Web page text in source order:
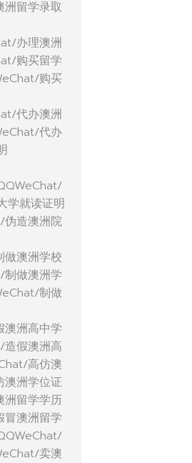
留学录取
办理澳洲
购买留学
购买
代办澳洲
代办
学就读证明
造澳洲院
澳洲学校
做澳洲学
制做
洲高中学
假澳洲高
高仿澳
洲学位证
留学学历
澳洲留学
卖澳